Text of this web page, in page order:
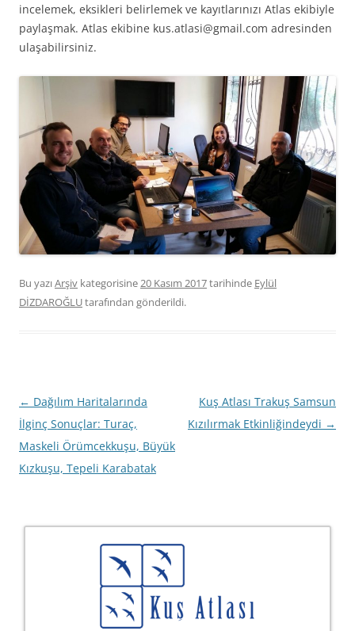
incelemek, eksikleri belirlemek ve kayıtlarınızı Atlas ekibiyle
paylaşmak. Atlas ekibine kus.atlasi@gmail.com adresinden
ulaşabilirsiniz.
Bu yazıArşiv kategorisine20 Kasım 2017tarihinde Eylül
DİZDAROĞLUtarafından gönderildi.
Yazı
dolaşımı
← Dağılım Haritalarında
İlginç Sonuçlar: Turaç,
Maskeli Örümcekkuşu, Büyük
Kızkuşu, Tepeli Karabatak
Kuş Atlası Trakuş Samsun
Kızılırmak Etkinliğindeydi →